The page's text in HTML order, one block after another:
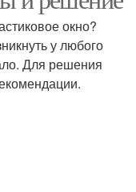
окно?
у любого
Для решения